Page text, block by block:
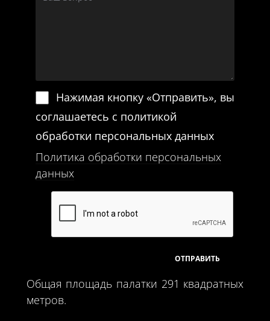
Нажимая кнопку «Отправить», вы
соглашаетесь с политикой
обработки персональных данных
Политика обработки персональных
данных
Общая площадь палатки 291 квадратных
метров.